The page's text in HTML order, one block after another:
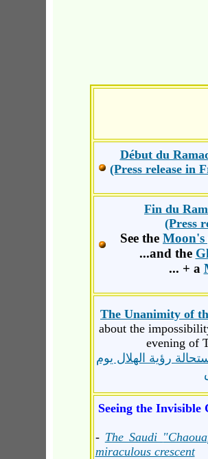
Début du
(Press release in
Fin du
(Press
See the Moon's
...and the
... + a
The Unanimity of
about the
evening of
رؤية الهلال يوم
Seeing the Invisible
- The Saudi
miraculous crescent